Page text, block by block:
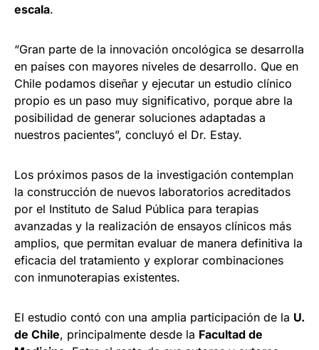
escala.
“Gran parte de la innovación oncológica se desarrolla
en países con mayores niveles de desarrollo. Que en
Chile podamos diseñar y ejecutar un estudio clínico
propio es un paso muy significativo, porque abre la
posibilidad de generar soluciones adaptadas a
nuestros pacientes”, concluyó el Dr. Estay.
Los próximos pasos de la investigación contemplan
la construcción de nuevos laboratorios acreditados
por el Instituto de Salud Pública para terapias
avanzadas y la realización de ensayos clínicos más
amplios, que permitan evaluar de manera definitiva la
eficacia del tratamiento y explorar combinaciones
con inmunoterapias existentes.
El estudio contó con una amplia participación de la U.
de Chile, principalmente desde la Facultad de